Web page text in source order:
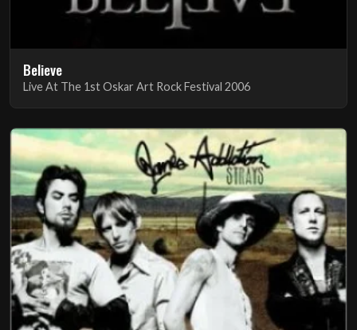
Believe
Live At The 1st Oskar Art Rock Festival 2006